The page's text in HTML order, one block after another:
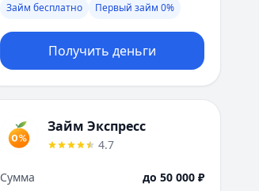
Займ бесплатно Первый займ 0%
Получить деньги
Займ Экспресс
4.7
Сумма
до 50 000 ₽